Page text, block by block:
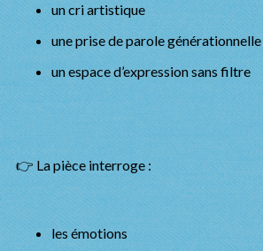
un cri artistique
une prise de parole générationnelle
un espace d’expression sans filtre
👉 La pièce interroge :
les émotions